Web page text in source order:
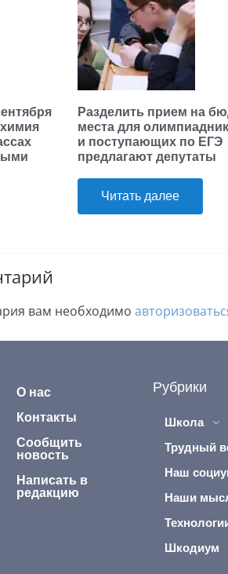
Разделить прием на
места для
и поступающих по ЕГЭ
предлагают депутаты
Читать далее
вам необходимо
О нас
Контакты
Сообщить
новость
Написать в
редакцию
Рубрики
Школа
Трудный
Наш
Наши
Шкодиум